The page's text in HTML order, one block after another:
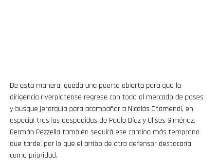
De esta manera, queda una puerta abierta para que la
dirigencia riverplatense regrese con todo al mercado de pases
y busque jerarquía para acompañar a Nicolás Otamendi, en
especial tras las despedidas de Paulo Díaz y Ulises Giménez.
Germán Pezzella también seguirá ese camino más temprano
que tarde, por lo que el arribo de otro defensor destacaría
como prioridad.